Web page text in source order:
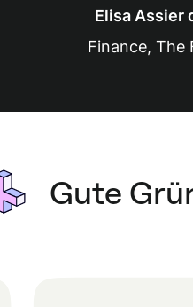
Elisa Assier
Finance, The
Gute